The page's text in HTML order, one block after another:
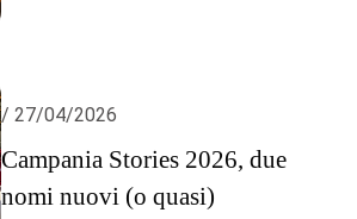
/ 27/04/2026
Campania Stories 2026, due
nomi nuovi (o quasi)